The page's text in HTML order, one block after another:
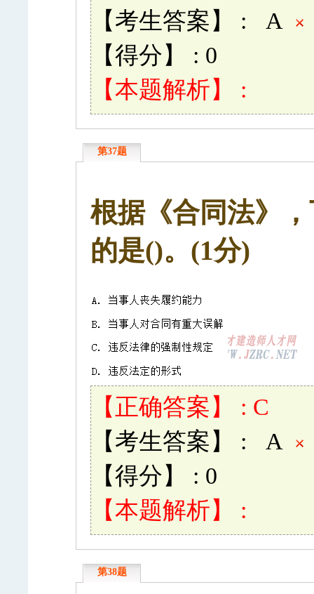
【考生答案】 : A
【得分】 : 0
【本题解析】 :
第37题
根据《合同法》
的是()。(1分)
【正确答案】 : C
【考生答案】 : A
【得分】 : 0
【本题解析】 :
第38题